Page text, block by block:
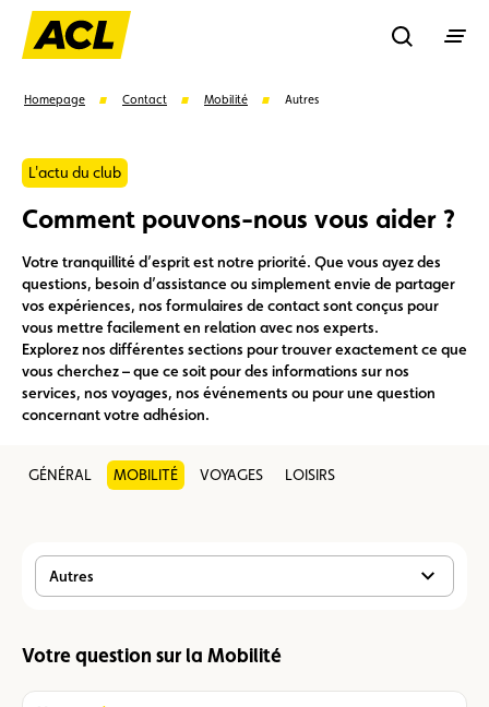
Rechercher
Carte membre Avantages Contrat de vente
Vignette Location
Homepage Contact Mobilité Autres
L'actu du club
Comment pouvons-nous vous aider ?
Votre tranquillité d’esprit est notre priorité. Que vous ayez des
questions, besoin d’assistance ou simplement envie de partager
vos expériences, nos formulaires de contact sont conçus pour
vous mettre facilement en relation avec nos experts.
Explorez nos différentes sections pour trouver exactement ce que
vous cherchez – que ce soit pour des informations sur nos
services, nos voyages, nos événements ou pour une question
concernant votre adhésion.
GÉNÉRAL MOBILITÉ VOYAGES LOISIRS
Autres
Votre question sur la Mobilité